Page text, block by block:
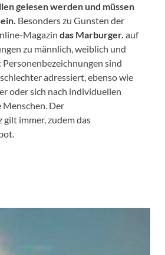
gelesen werden und müssen
Besonders zu Gunsten der
Magazin das Marburger. auf
zu männlich, weiblich und
sind
adressiert, ebenso wie
oder sich nach individuellen
Der
immer, zudem das